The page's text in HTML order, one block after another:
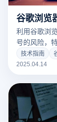
谷歌浏览
利用谷歌浏
号的风险，
TikTok 账
境隔离与防
技术指南
2025.04.14